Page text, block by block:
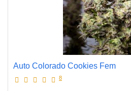
Auto Colorado Cookies Fem
8